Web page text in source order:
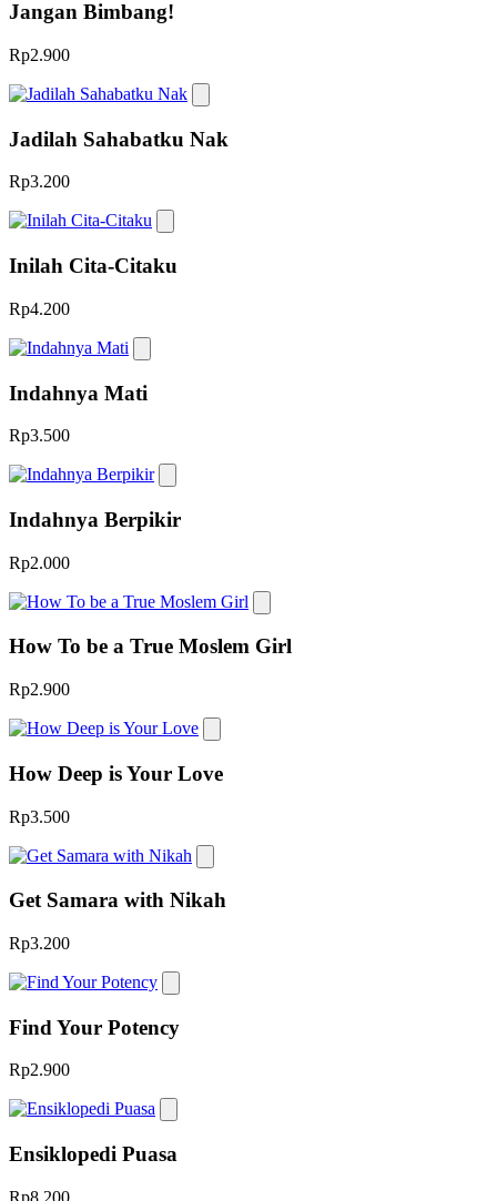
Jangan Bimbang!
Rp2.900
Jadilah Sahabatku Nak
Rp3.200
Inilah Cita-Citaku
Rp4.200
Indahnya Mati
Rp3.500
Indahnya Berpikir
Rp2.000
How To be a True Moslem Girl
Rp2.900
How Deep is Your Love
Rp3.500
Get Samara with Nikah
Rp3.200
Find Your Potency
Rp2.900
Ensiklopedi Puasa
Rp8.200